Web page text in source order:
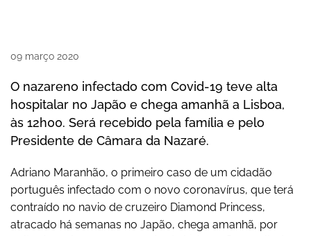
09 março 2020
O nazareno infectado com Covid-19 teve alta
hospitalar no Japão e chega amanhã a Lisboa,
às 12h00. Será recebido pela família e pelo
Presidente de Câmara da Nazaré.
Adriano Maranhão, o primeiro caso de um cidadão
português infectado com o novo coronavírus, que terá
contraído no navio de cruzeiro Diamond Princess,
atracado há semanas no Japão, chega amanhã, por